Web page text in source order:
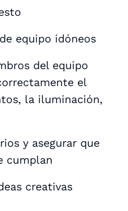
equipo idóneos
del equipo
el
la iluminación,
y asegurar que
cumplan
creativas